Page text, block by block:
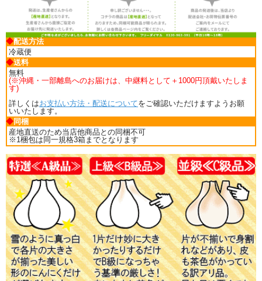
◆配送方法
冷蔵便
◆送料
無料
(※沖縄・一部離島へのお届けは、中継料として＋1000円頂戴いたしま
す)
詳しくはお支払い方法・配送についてをご確認いただけますようお願
いいたします。
◆同梱
産地直送のため当店他商品との同梱不可
※1梱包は同一規格3箱までとなります